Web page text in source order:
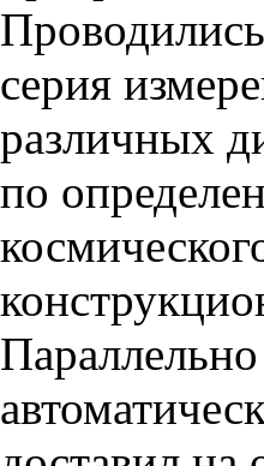
серия
различных
по